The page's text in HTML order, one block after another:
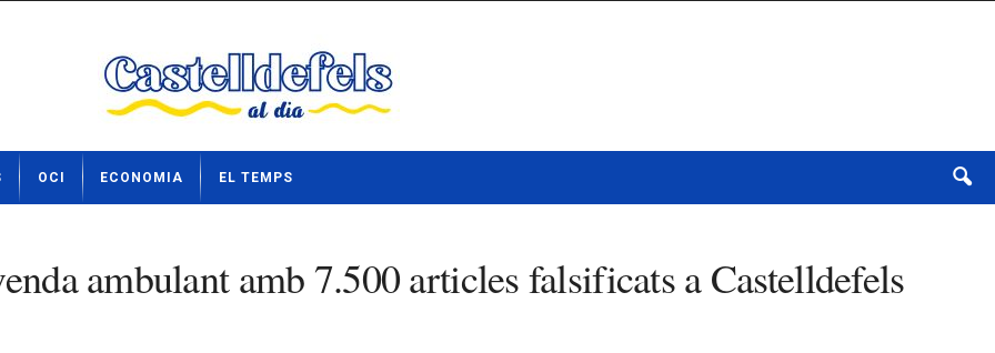
OCI ECONOMIA EL TEMPS
ambulant amb 7.500 articles falsificats a Castelldefels